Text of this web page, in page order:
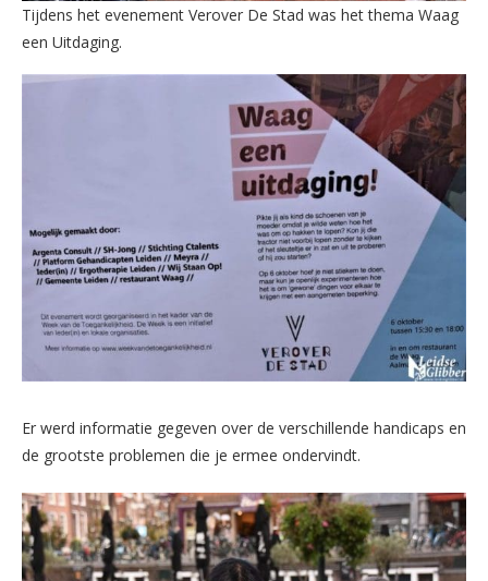
Tijdens het evenement Verover De Stad was het thema Waag
een Uitdaging.
Er werd informatie gegeven over de verschillende handicaps en
de grootste problemen die je ermee ondervindt.